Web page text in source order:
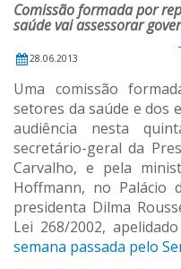
Comissão formada por
saúde vai assessorar
28.06.2013
Uma comissão
setores da saúde e dos
audiência nesta
secretário-geral da
Carvalho, e pela
Hoffmann, no Palácio
presidenta Dilma
Lei 268/2002,
semana passada pelo